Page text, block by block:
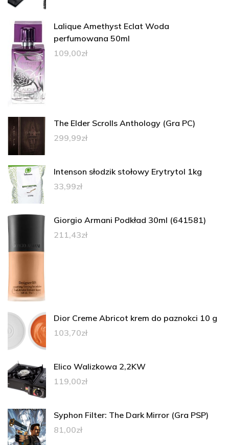
Lalique Amethyst Eclat Woda
perfumowana 50ml
109,00zł
The Elder Scrolls Anthology (Gra PC)
299,99zł
Intenson słodzik stołowy Erytrytol 1kg
33,99zł
Giorgio Armani Podkład 30ml (641581)
211,43zł
Dior Creme Abricot krem do paznokci 10 g
103,70zł
Elico Walizkowa 2,2KW
119,00zł
Syphon Filter: The Dark Mirror (Gra PSP)
81,00zł